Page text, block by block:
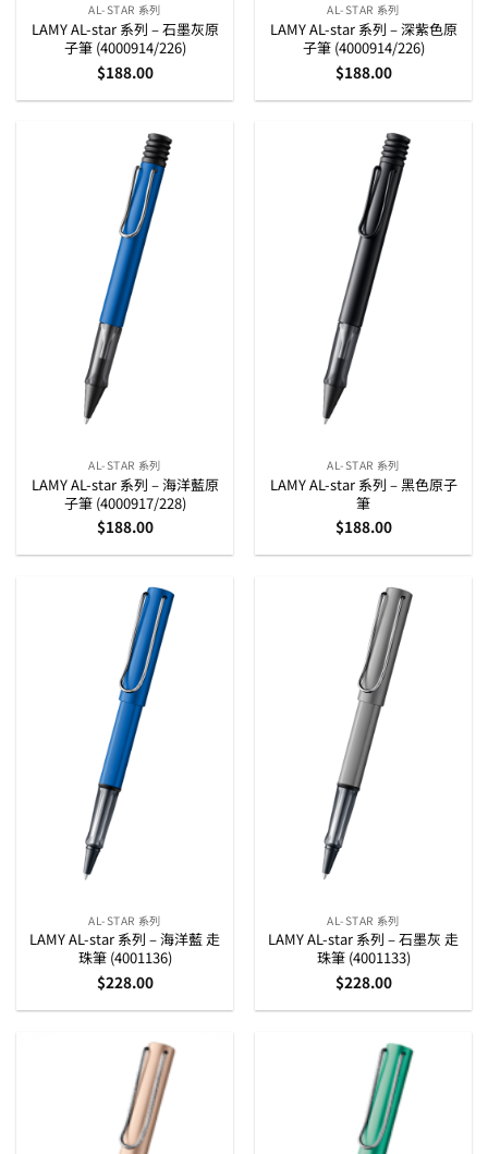
AL-STAR 系列
LAMY AL-star 系列 – 石墨灰原
子筆 (4000914/226)
$188.00
AL-STAR 系列
LAMY AL-star 系列 – 深紫色原
子筆 (4000914/226)
$188.00
AL-STAR 系列
LAMY AL-star 系列 – 海洋藍原
子筆 (4000917/228)
$188.00
AL-STAR 系列
LAMY AL-star 系列 – 黑色原子
筆
$188.00
AL-STAR 系列
LAMY AL-star 系列 – 海洋藍 走
珠筆 (4001136)
$228.00
AL-STAR 系列
LAMY AL-star 系列 – 石墨灰 走
珠筆 (4001133)
$228.00